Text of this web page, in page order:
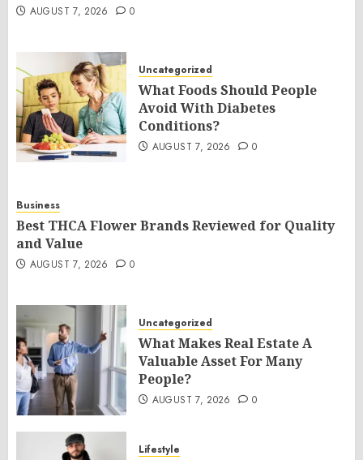
AUGUST 7, 2026 0
Uncategorized
What Foods Should People
Avoid With Diabetes
Conditions?
AUGUST 7, 2026 0
Business
Best THCA Flower Brands Reviewed for Quality
and Value
AUGUST 7, 2026 0
Uncategorized
What Makes Real Estate A
Valuable Asset For Many
People?
AUGUST 7, 2026 0
Lifestyle